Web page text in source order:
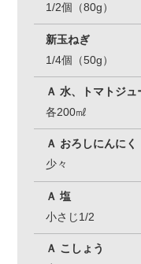
1/2個（80g）
新玉ねぎ
1/4個（50g）
Ａ 水、トマトジュ
各200㎖
Ａ おろしにんにく
少々
Ａ 塩
小さじ1/2
Ａ こしょう